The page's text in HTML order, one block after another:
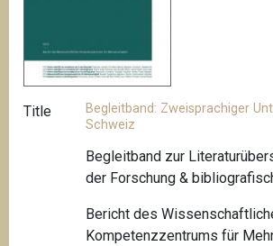
Title
Begleitband: Zweisprachiger
Schweiz
Begleitband zur
der Forschung &
Bericht des
Kompetenzzentrums für